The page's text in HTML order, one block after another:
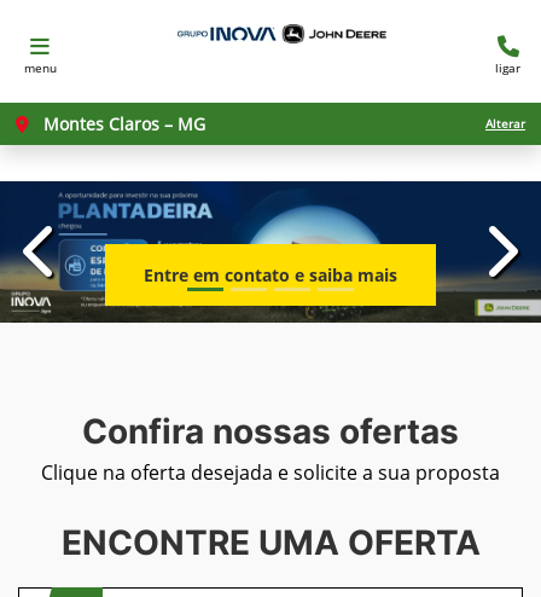
menu ligar
Montes Claros – MG Alterar
Entre em contato e saiba mais
templates.template-
Confira nossas ofertas
Clique na oferta desejada e solicite a sua proposta
ENCONTRE UMA OFERTA